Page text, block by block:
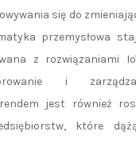
się do
przemysłowa
z rozwiązaniami
i
jest również
które